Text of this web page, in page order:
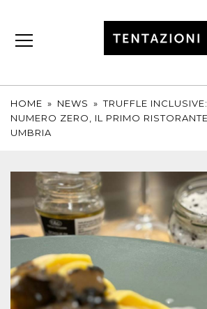
HOME » NEWS » TRUFFLE
NUMERO ZERO, IL PRIMO
UMBRIA